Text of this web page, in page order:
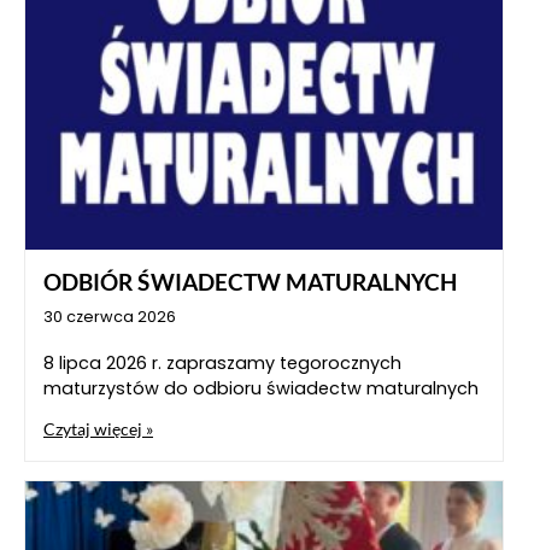
ODBIÓR ŚWIADECTW MATURALNYCH
30 czerwca 2026
8 lipca 2026 r. zapraszamy tegorocznych
maturzystów do odbioru świadectw maturalnych
Czytaj więcej »